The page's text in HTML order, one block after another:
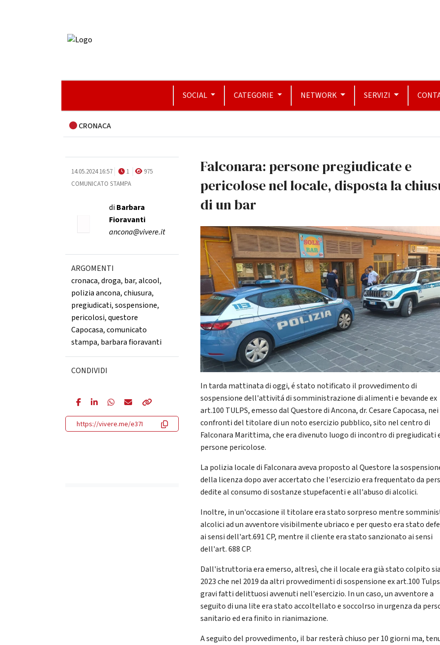
SOCIAL CATEGORIE NETWORK SERVIZI
CRONACA
14.05.2024 16:57 1
975
COMUNICATO STAMPA
diBarbara
Fioravanti
ancona@vivere.it
ARGOMENTI
cronaca,droga, bar,alcool,
polizia ancona,chiusura,
pregiudicati,sospensione,
pericolosi,questore
Capocasa,comunicato
stampa, barbara fioravanti
CONDIVIDI
https://vivere.me/e37I
Falconara: persone pregiudicate e
pericolose nel locale, disposta la
di un bar
In tarda mattinata di oggi, é stato notificato il provvedimento di
sospensione dell'attivitá di somministrazione di alimenti e bevande ex
art.100 TULPS, emesso dal Questore di Ancona, dr. Cesare Capocasa, nei
confronti del titolare di un noto esercizio pubblico, sito nel centro di
Falconara Marittima, che era divenuto luogo di incontro di pregiudicati
persone pericolose.
La polizia locale di Falconara aveva proposto al Questore la
della licenza dopo aver accertato che l'esercizio era frequentato da
dedite al consumo di sostanze stupefacenti e all'abuso di alcolici.
Inoltre, in un'occasione il titolare era stato sorpreso mentre
alcolici ad un avventore visibilmente ubriaco e per questo era stato
ai sensi dell'art.691 CP, mentre il cliente era stato sanzionato ai sensi
dell'art. 688 CP.
Dall'istruttoria era emerso, altresì, che il locale era già stato colpito
2023 che nel 2019 da altri provvedimenti di sospensione ex art.100
gravi fatti delittuosi avvenuti nell'esercizio. In un caso, un avventore a
seguito di una lite era stato accoltellato e soccolrso in urgenza da
sanitario ed era finito in rianimazione.
A seguito del provvedimento, il bar resterà chiuso per 10 giorni ma,